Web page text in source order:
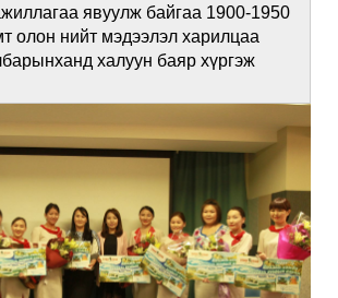
явуулж байгаа 1900-1950
олон нийт мэдээлэл харилцаа
халуун баяр хүргэж